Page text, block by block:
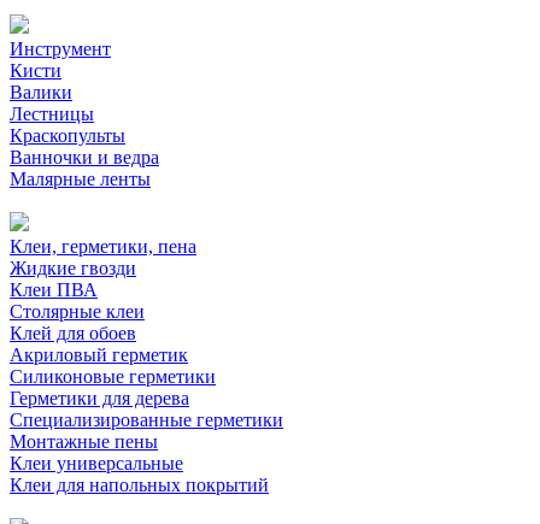
Инструмент
Кисти
Валики
Лестницы
Краскопульты
Ванночки и ведра
Малярные ленты
Клеи, герметики, пена
Жидкие гвозди
Клеи ПВА
Столярные клеи
Клей для обоев
Акриловый герметик
Силиконовые герметики
Герметики для дерева
Специализированные герметики
Монтажные пены
Клеи универсальные
Клеи для напольных покрытий